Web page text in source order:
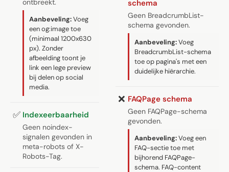
ontbreekt.
Aanbeveling:Voeg
een og:image toe
(minimaal 1200x630
px). Zonder
afbeelding toont je
link een lege preview
bij delen op social
media.
✅ Indexeerbaarheid
Geen noindex-
signalen gevonden in
meta-robots of X-
Robots-Tag.
schema
Geen BreadcrumbList-
schema gevonden.
Aanbeveling:Voeg
BreadcrumbList-schema
toe op pagina's met een
duidelijke hiërarchie.
❌ FAQPage schema
Geen FAQPage-schema
gevonden.
Aanbeveling:Voeg een
FAQ-sectie toe met
bijhorend FAQPage-
schema. FAQ-content